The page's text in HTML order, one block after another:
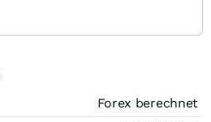
Forex berechnet